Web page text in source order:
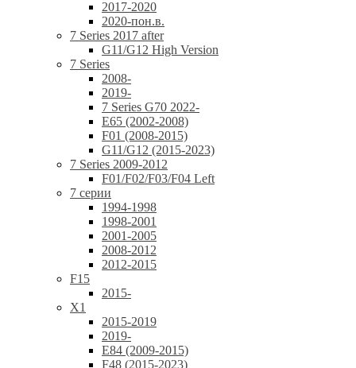
2017-2020
2020-пон.в.
7 Series 2017 after
G11/G12 High Version
7 Series
2008-
2019-
7 Series G70 2022-
E65 (2002-2008)
F01 (2008-2015)
G11/G12 (2015-2023)
7 Series 2009-2012
F01/F02/F03/F04 Left
7 серии
1994-1998
1998-2001
2001-2005
2008-2012
2012-2015
F15
2015-
X1
2015-2019
2019-
E84 (2009-2015)
F48 (2015-2023)